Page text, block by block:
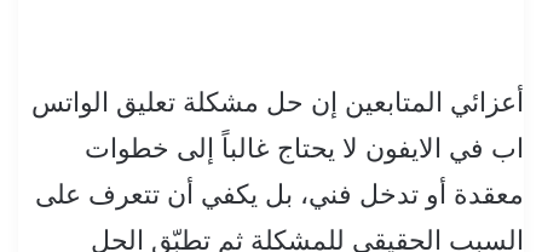
أعزائي المتابعين إن حل مشكلة تعليق الواتس
اب في الايفون لا يحتاج غالباً إلى خطوات
معقدة أو تدخل فني، بل يكفي أن تتعرف على
السبب الحقيقي للمشكلة ثم تطبّق الحل